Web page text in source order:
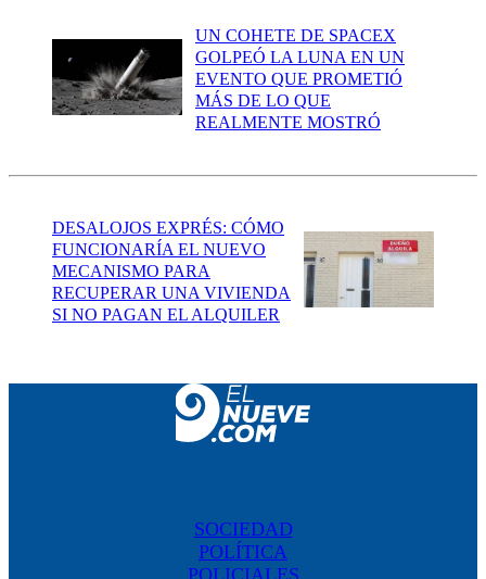
UN COHETE DE SPACEX
GOLPEÓ LA LUNA EN UN
EVENTO QUE PROMETIÓ
MÁS DE LO QUE
REALMENTE MOSTRÓ
DESALOJOS EXPRÉS: CÓMO
FUNCIONARÍA EL NUEVO
MECANISMO PARA
RECUPERAR UNA VIVIENDA
SI NO PAGAN EL ALQUILER
SOCIEDAD
POLÍTICA
POLICIALES